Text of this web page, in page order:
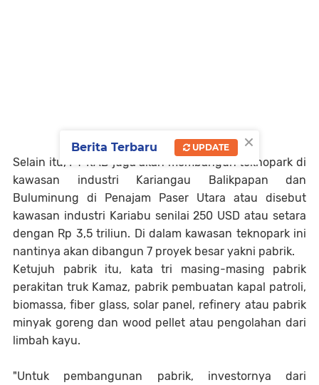
Selain itu, PT KAB juga akan membangun teknopark di
kawasan industri Kariangau Balikpapan dan
Buluminung di Penajam Paser Utara atau disebut
kawasan industri Kariabu senilai 250 USD atau setara
dengan Rp 3,5 triliun. Di dalam kawasan teknopark ini
nantinya akan dibangun 7 proyek besar yakni pabrik.
Ketujuh pabrik itu, kata tri masing-masing pabrik
perakitan truk Kamaz, pabrik pembuatan kapal patroli,
biomassa, fiber glass, solar panel, refinery atau pabrik
minyak goreng dan wood pellet atau pengolahan dari
limbah kayu.
"Untuk pembangunan pabrik, investornya dari
×
Berita Terbaru UPDATE